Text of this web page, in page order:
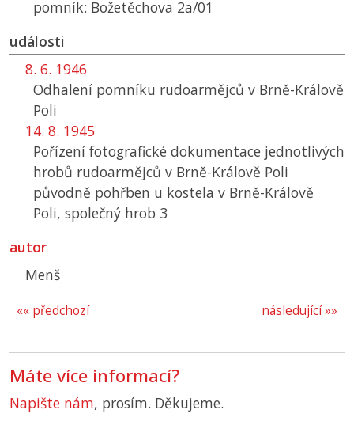
pomník: Božetěchova 2a/01
události
8. 6. 1946
Odhalení pomníku rudoarmějců v Brně-Králově
Poli
14. 8. 1945
Pořízení fotografické dokumentace jednotlivých
hrobů rudoarmějců v Brně-Králově Poli
původně pohřben u kostela v Brně-Králově
Poli, společný hrob 3
autor
Menš
následující »»
«« předchozí
Máte více informací?
Napište nám, prosím. Děkujeme.